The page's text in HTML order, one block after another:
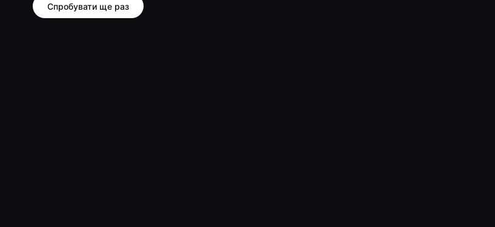
Спробувати ще раз